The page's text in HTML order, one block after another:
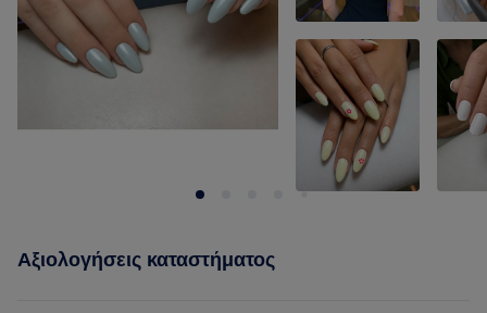
Αξιολογήσεις καταστήματος